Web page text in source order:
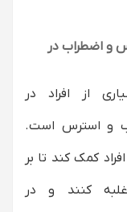
و اضطراب در
از افراد در
و استرس است.
کمک کند تا بر
کنند و در